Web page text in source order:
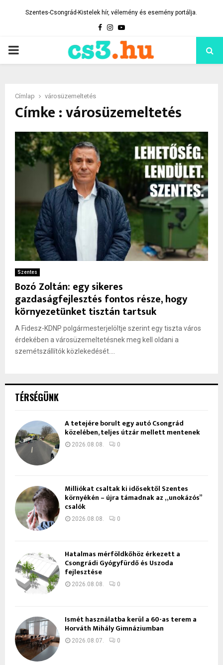
Szentes-Csongrád-Kistelek hír, vélemény és esemény portálja.
Facebook
Instagram
Youtube
PRIMARY
Címlap városüzemeltetés
Címke : városüzemeltetés
Szentes
Bozó Zoltán: egy sikeres
gazdaságfejlesztés fontos része, hogy
környezetünket tisztán tartsuk
A Fidesz-KDNP polgármesterjelöltje szerint egy tiszta város
érdekében a városüzemeltetésnek meg kell oldani a
szemétszállítók közlekedését....
TÉRSÉGÜNK
A tetejére borult egy autó Csongrád
közelében, teljes útzár mellett mentenek
2026.08.08. 0
Milliókat csaltak ki idősektől Szentes
környékén – újra támadnak az „unokázós”
csalók
2026.08.08. 0
Hatalmas mérföldkőhöz érkezett a
Csongrádi Gyógyfürdő és Uszoda
fejlesztése
2026.08.08. 0
Ismét használatba kerül a 60-as terem a
Horváth Mihály Gimnáziumban
2026.08.07. 0